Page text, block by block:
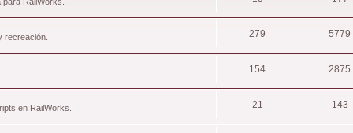
recreación. 279 5779
154 2875
en RailWorks. 21 143